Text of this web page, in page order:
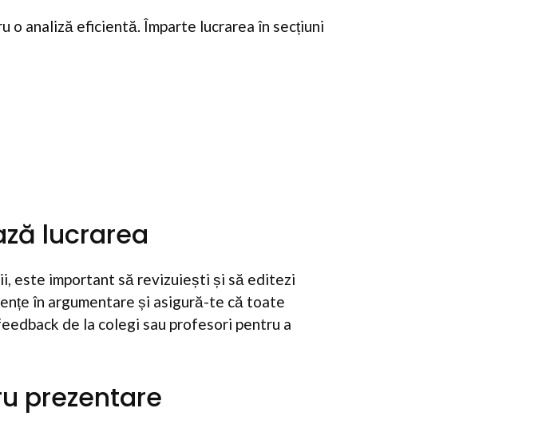
o analiză eficientă. Împarte lucrarea în secțiuni
lucrarea
este important să revizuiești și să editezi
în argumentare și asigură-te că toate
de la colegi sau profesori pentru a
prezentare